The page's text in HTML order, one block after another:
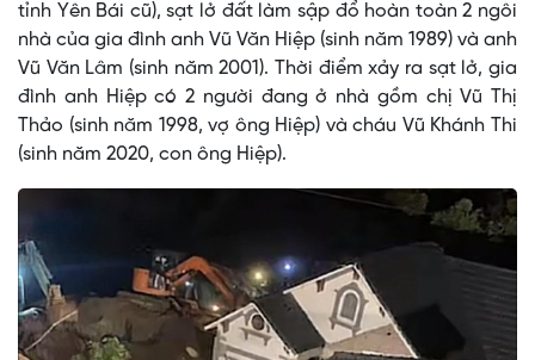
tỉnh Yên Bái cũ), sạt lở đất làm sập đổ hoàn toàn 2 ngôi
nhà của gia đình anh Vũ Văn Hiệp (sinh năm 1989) và anh
Vũ Văn Lâm (sinh năm 2001). Thời điểm xảy ra sạt lở, gia
đình anh Hiệp có 2 người đang ở nhà gồm chị Vũ Thị
Thảo (sinh năm 1998, vợ ông Hiệp) và cháu Vũ Khánh Thi
(sinh năm 2020, con ông Hiệp).